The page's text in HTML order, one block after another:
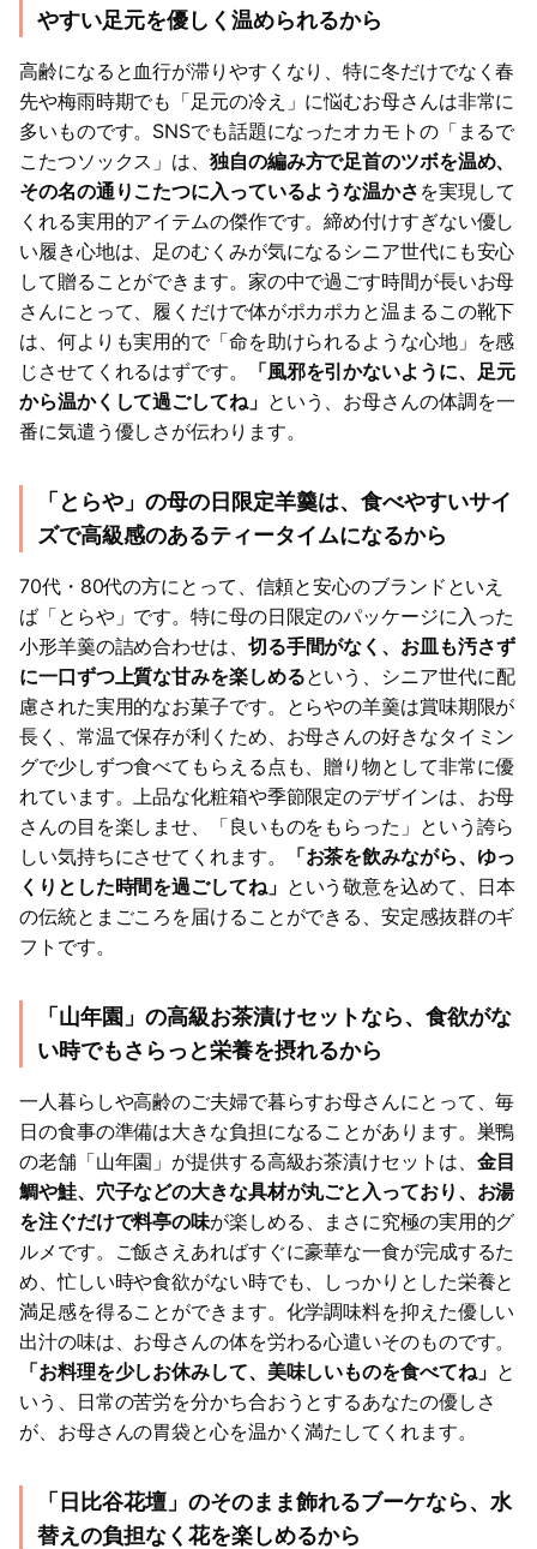
やすい足元を優しく温められるから
高齢になると血行が滞りやすくなり、特に冬だけでなく春
先や梅雨時期でも「足元の冷え」に悩むお母さんは非常に
多いものです。SNSでも話題になったオカモトの「まるで
こたつソックス」は、 独自の編み方で足首のツボを温め、
その名の通りこたつに入っているような温かさ を実現して
くれる実用的アイテムの傑作です。締め付けすぎない優し
い履き心地は、足のむくみが気になるシニア世代にも安心
して贈ることができます。家の中で過ごす時間が長いお母
さんにとって、履くだけで体がポカポカと温まるこの靴下
は、何よりも実用的で「命を助けられるような心地」を感
じさせてくれるはずです。
「風邪を引かないように、足元
から温かくして過ごしてね」 という、お母さんの体調を一
番に気遣う優しさが伝わります。
「とらや」の母の日限定羊羹は、食べやすいサイ
ズで高級感のあるティータイムになるから
70代・80代の方にとって、信頼と安心のブランドといえ
ば「とらや」です。特に母の日限定のパッケージに入った
小形羊羹の詰め合わせは、 切る手間がなく、お皿も汚さず
に一口ずつ上質な甘みを楽しめるという、シニア世代に配
慮された実用的なお菓子です。とらやの羊羹は賞味期限が
長く、常温で保存が利くため、お母さんの好きなタイミン
グで少しずつ食べてもらえる点も、贈り物として非常に優
れています。上品な化粧箱や季節限定のデザインは、お母
さんの目を楽しませ、「良いものをもらった」という誇ら
しい気持ちにさせてくれます。
「お茶を飲みながら、ゆっ
くりとした時間を過ごしてね」 という敬意を込めて、日本
の伝統とまごころを届けることができる、安定感抜群のギ
フトです。
「山年園」の高級お茶漬けセットなら、食欲がな
い時でもさらっと栄養を摂れるから
一人暮らしや高齢のご夫婦で暮らすお母さんにとって、毎
日の食事の準備は大きな負担になることがあります。巣鴨
の老舗「山年園」が提供する高級お茶漬けセットは、 金目
鯛や鮭、穴子などの大きな具材が丸ごと入っており、お湯
を注ぐだけで料亭の味が楽しめる、まさに究極の実用的グ
ルメです。ご飯さえあればすぐに豪華な一食が完成するた
め、忙しい時や食欲がない時でも、しっかりとした栄養と
満足感を得ることができます。化学調味料を抑えた優しい
出汁の味は、お母さんの体を労わる心遣いそのものです。
「お料理を少しお休みして、美味しいものを食べてね」 と
いう、日常の苦労を分かち合おうとするあなたの優しさ
が、お母さんの胃袋と心を温かく満たしてくれます。
「日比谷花壇」のそのまま飾れるブーケなら、水
替えの負担なく花を楽しめるから